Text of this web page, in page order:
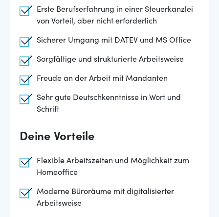
Erste Berufserfahrung in einer Steuerkanzlei
von Vorteil, aber nicht erforderlich
Sicherer Umgang mit DATEV und MS Office
Sorgfältige und strukturierte Arbeitsweise
Freude an der Arbeit mit Mandanten
Sehr gute Deutschkenntnisse in Wort und
Schrift
Deine Vorteile
Flexible Arbeitszeiten und Möglichkeit zum
Homeoffice
Moderne Büroräume mit digitalisierter
Arbeitsweise